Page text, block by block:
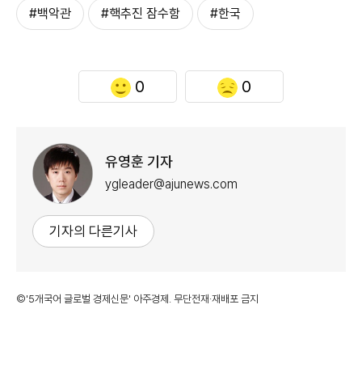
#백악관 #핵추진 잠수함 #한국
0 0
유영훈 기자
ygleader@ajunews.com
기자의 다른기사
©'5개국어 글로벌 경제신문' 아주경제. 무단전재·재배포 금지